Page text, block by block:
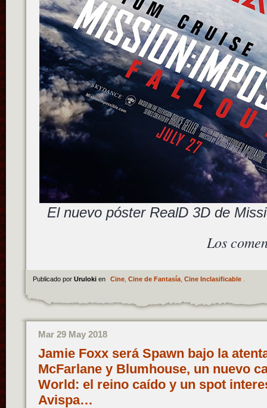
El nuevo póster RealD 3D de
Los
Publicado por Uruloki en Cine, Cine de Fantasía, Cine Inclasificable.
Mar 29 May 2018
Jamie Foxx será Spawn bajo la
McFarlane y Blumhouse, un nuevo
World: el reino caído y un spot
Avispa…